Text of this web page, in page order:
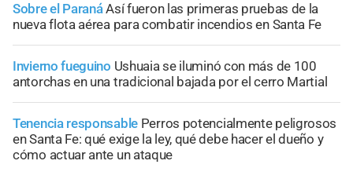
Sobre el ParanáAsí fueron las primeras pruebas de la
nueva flota aérea para combatir incendios en Santa Fe
Invierno fueguino Ushuaia se iluminó con más de 100
antorchas en una tradicional bajada por el cerro Martial
Tenencia responsable Perros potencialmente peligrosos
en Santa Fe: qué exige la ley, qué debe hacer el dueño y
cómo actuar ante un ataque